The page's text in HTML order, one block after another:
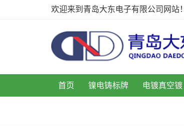
欢迎来到青岛大东电子有限公司网站！
首页 镍电铸标牌 电镀真空镀